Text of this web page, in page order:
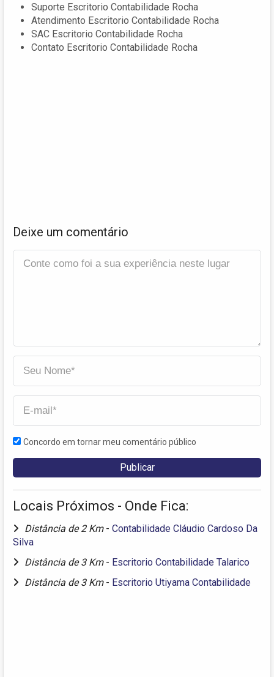
Suporte Escritorio Contabilidade Rocha
Atendimento Escritorio Contabilidade Rocha
SAC Escritorio Contabilidade Rocha
Contato Escritorio Contabilidade Rocha
Deixe um comentário
Concordo em tornar meu comentário público
Locais Próximos - Onde Fica:
Distância de 2 Km - Contabilidade Cláudio Cardoso Da
Silva
Distância de 3 Km - Escritorio Contabilidade Talarico
Distância de 3 Km - Escritorio Utiyama Contabilidade